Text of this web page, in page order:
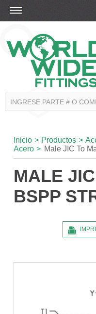
Inicio > Productos >
Acero > Male JIC To
MALE
BSPP